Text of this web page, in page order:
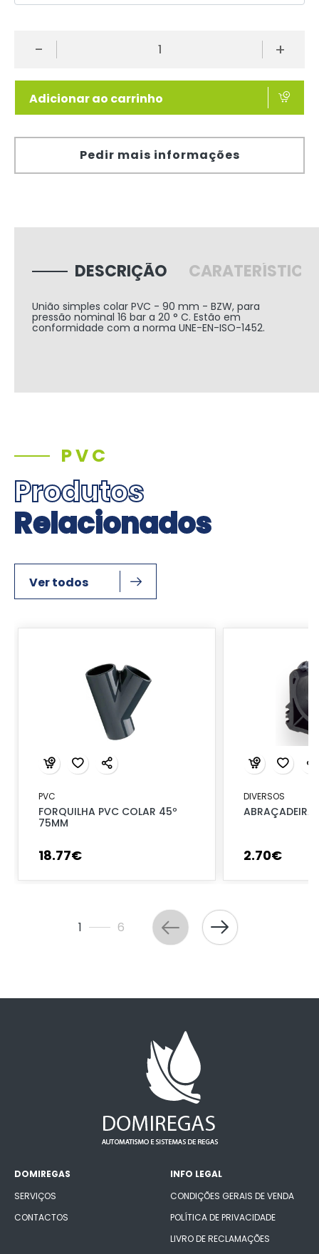
- +
Adicionar ao carrinho
Pedir mais informações
DESCRIÇÃO
União simples colar PVC - 90 mm - BZW, para
pressão nominal 16 bar a 20 ° C. Estão em
conformidade com a norma UNE-EN-ISO-1452.
PVC
Produtos
Relacionados
Ver todos
PVC
FORQUILHA PVC COLAR 45º
75MM
18.77€
DIVERSOS
ABRAÇADEIRA
2.70€
1 6
DOMIREGAS
SERVIÇOS
CONTACTOS
INFO LEGAL
CONDIÇÕES GERAIS DE VENDA
POLÍTICA DE PRIVACIDADE
LIVRO DE RECLAMAÇÕES